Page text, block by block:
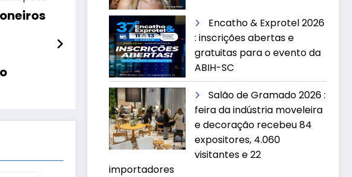
Encatho & Exprotel 2026
: inscrições abertas e
gratuitas para o evento da
ABIH-SC
Salão de Gramado 2026 :
feira da indústria moveleira
e decoração recebeu 84
expositores, 4.060
visitantes e 22
importadores